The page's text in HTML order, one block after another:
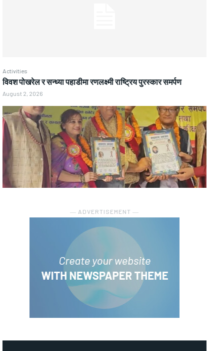
Activities
विवश पोखरेल र सन्ध्या पहाडीमा रणलक्ष्मी राष्ट्रिय पुरस्कार समर्पण
August 2, 2026
― ADVERTISEMENT ―